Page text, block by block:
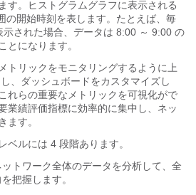
す。ヒストグラムグラフに表示される
の開始時刻を表します。たとえば、毎
された場合、データは 8:00 ～ 9:00 の
とになります。
トリックをモニタリングするように上
、ダッシュボードをカスタマイズし
れらの重要なメトリックを可視化がで
業績評価指標に効率的に集中し、ネッ
ます。
ベルには 4 段階あります。
ットワーク全体のデータを分析して、全
把握します。